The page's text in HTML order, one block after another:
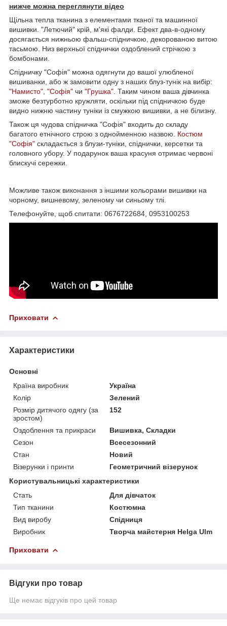
нижче можна переглянути відео
Щільна тепла тканина з елементами тканої та машинної
вишивки. "Летючий" крій, м'які фалди. Ефект два-в-одному
досягається нижньою фальш-спідничкою, декорованою витою
тасьмою. Низ верхньої спіднички оздоблений стрічкою з
бомбонами.
Спідничку "Софія" можна одягнути до вашої улюбленої
вишиванки, або ж замовити одну з наших блуз-тунік на вибір:
"Намисто" "Софія" чи "Грушка" . Таким чином ваша дівчинка
зможе безтурботно кружляти, оскільки під спідничкою буде
видно нижню частину туніки із смужкою вишивки, а не білизну.
Також ця чудова спідничка "Софія" входить до складу
багатого етнічного строю з однойменною назвою. Костюм
"Софія" складається з блузи-туніки, спіднички, керсетки та
головного убору. У подарунок ваша красуня отримає червоні
блискучі сережки.
Можливе також виконання з іншими кольорами вишивки на
чорному, вишневому, зеленому чи синьому тлі.
Телефонуйте, щоб спитати: 0676722684, 0953100253
Приховати
Характеристики
Основні
Країна виробник
Україна
Колір
Зелений
Розмір дитячого одягу (за
зростом)
152
Оздоблення та прикраси
Вишивка, Складки
Сезон
Всесезонний
Стан
Новий
Візерунки і принти
Геометричний візерунок
Користувальницькі характеристики
Стать
Для дівчаток
Тип тканини
Костюмна
Вид виробу
Спідниця
Виробник
Творча майстерня Helga Ulm
Приховати
Відгуки про товар
Ще немає відгуків про цей товар